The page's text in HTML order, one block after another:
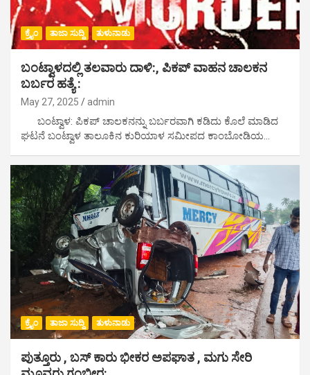
ಕ್ರೈಂ ತಾಜಾ ಸುದ್ದಿ ತುಳುನಾಡು
ಬಂಟ್ವಾಳದಲ್ಲಿ ತಲವಾರು ದಾಳಿ:, ಪಿಕಪ್ ವಾಹನ ಚಾಲಕನ‌
ಬರ್ಬರ ಹತ್ಯೆ :
May 27, 2025 admin
ಬಂಟ್ವಾಳ: ಪಿಕಪ್ ಚಾಲಕನನ್ನು ಬರ್ಬರವಾಗಿ ಕಡಿದು ಕೊಲೆ ಮಾಡಿದ
ಘಟನೆ ಬಂಟ್ವಾಳ ತಾಲೂಕಿನ ಕುರಿಯಾಳ ಸಮೀಪದ ಕಾಂಬೋಡಿಯ…
ಕ್ರೈಂ ತಾಜಾ ಸುದ್ದಿ ತುಳುನಾಡು
ಪುತ್ತೂರು , ಬಸ್ ಕಾರು ಭೀಕರ ಅಪಘಾತ , ಮಗು ಸೇರಿ